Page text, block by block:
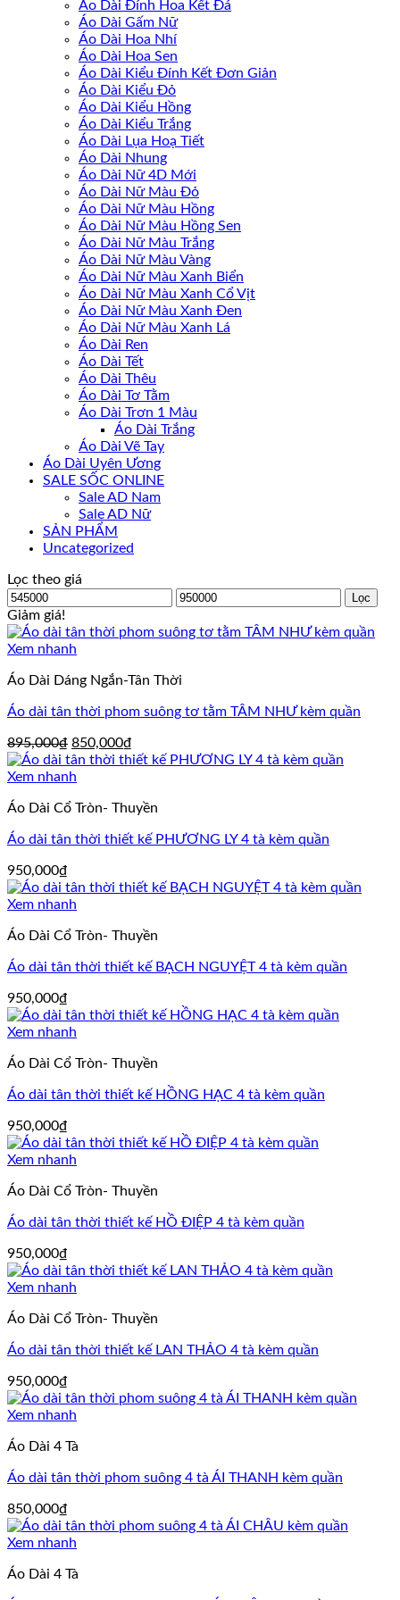
Áo Dài Đính Hoa Kết Đá
Áo Dài Gấm Nữ
Áo Dài Hoa Nhí
Áo Dài Hoa Sen
Áo Dài Kiểu Đính Kết Đơn Giản
Áo Dài Kiểu Đỏ
Áo Dài Kiểu Hồng
Áo Dài Kiểu Trắng
Áo Dài Lụa Hoạ Tiết
Áo Dài Nhung
Áo Dài Nữ 4D Mới
Áo Dài Nữ Màu Đỏ
Áo Dài Nữ Màu Hồng
Áo Dài Nữ Màu Hồng Sen
Áo Dài Nữ Màu Trắng
Áo Dài Nữ Màu Vàng
Áo Dài Nữ Màu Xanh Biển
Áo Dài Nữ Màu Xanh Cổ Vịt
Áo Dài Nữ Màu Xanh Đen
Áo Dài Nữ Màu Xanh Lá
Áo Dài Ren
Áo Dài Tết
Áo Dài Thêu
Áo Dài Tơ Tằm
Áo Dài Trơn 1 Màu
Áo Dài Trắng
Áo Dài Vẽ Tay
Áo Dài Uyên Ương
SALE SỐC ONLINE
Sale AD Nam
Sale AD Nữ
SẢN PHẨM
Uncategorized
Lọc theo giá
Giá
tối
thiểu
Giá
đa
Lọc
Giảm giá!
Xem nhanh
Áo Dài Dáng Ngắn-Tân Thời
Áo dài tân thời phom suông tơ tằm TÂM NHƯ kèm quần
895,000₫ Giá
gốc
là:
850,000₫
hiện
850,000₫.
Xem nhanh
Áo Dài Cổ Tròn- Thuyền
Áo dài tân thời thiết kế PHƯƠNG LY 4 tà kèm quần
950,000₫
Xem nhanh
Áo Dài Cổ Tròn- Thuyền
Áo dài tân thời thiết kế BẠCH NGUYỆT 4 tà kèm quần
950,000₫
Xem nhanh
Áo Dài Cổ Tròn- Thuyền
Áo dài tân thời thiết kế HỒNG HẠC 4 tà kèm quần
950,000₫
Xem nhanh
Áo Dài Cổ Tròn- Thuyền
Áo dài tân thời thiết kế HỒ ĐIỆP 4 tà kèm quần
950,000₫
Xem nhanh
Áo Dài Cổ Tròn- Thuyền
Áo dài tân thời thiết kế LAN THẢO 4 tà kèm quần
950,000₫
Xem nhanh
Áo Dài 4 Tà
Áo dài tân thời phom suông 4 tà ÁI THANH kèm quần
850,000₫
Xem nhanh
Áo Dài 4 Tà